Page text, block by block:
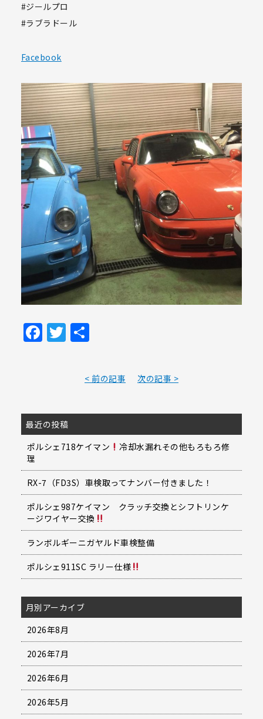
#ジールプロ
#ラブラドール
Facebook
Facebook
Twitter
共
< 前の記事 次の記事 >
最近の投稿
ポルシェ718ケイマン
冷却水漏れその他もろもろ修
理
RX-7（FD3S）車検取ってナンバー付きました！
ポルシェ987ケイマン クラッチ交換とシフトリンケ
ージワイヤー交換
ランボルギーニガヤルド車検整備
ポルシェ911SC ラリー仕様
月別アーカイブ
2026年8月
2026年7月
2026年6月
2026年5月